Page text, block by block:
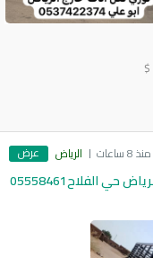
$
منذ 8 ساعات الرياض عرض
دينا توصيل اثاث الى جمعية خيرية بالرياض حي الفلاح05558461